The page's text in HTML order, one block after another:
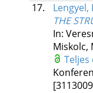
17.
Lengyel,
THE
In:
Miskolc,